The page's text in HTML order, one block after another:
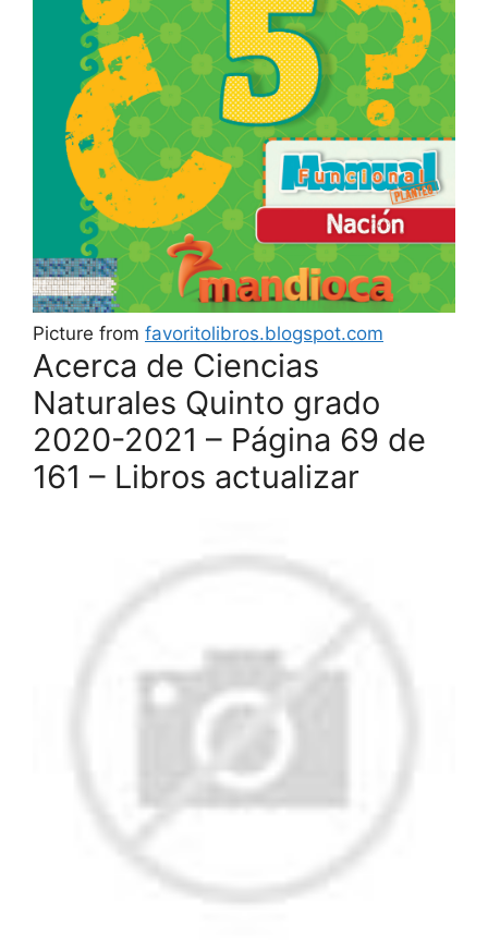
Picture from favoritolibros.blogspot.com
Acerca de Ciencias
Naturales Quinto grado
2020-2021 – Página 69 de
161 – Libros actualizar